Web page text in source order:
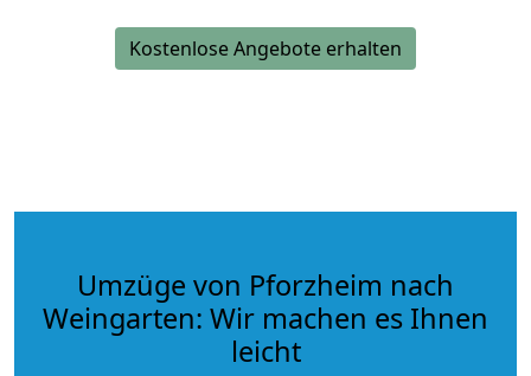
Kostenlose Angebote erhalten
Umzüge von Pforzheim nach
Weingarten: Wir machen es Ihnen
leicht